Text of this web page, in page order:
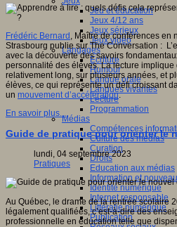
Jeu et éducation
Jeux 4/12 ans
Jeux sérieux
Jeux vidéo
Langages
Ecriture
Humour
Langue orale
Langues vivantes
Lecture
Programmation
Médias
Compétences
Culture des médias
Curation
Droits
Education aux médias
Information et
Identité numérique
Internet responsable
Littératie numérique
Publication
Frédéric Bernard , Maître de conférences en
Strasbourg publie sur The Conversation :
avec la découverte des savoirs
personnalité des élèves. La lecture
relativement long, sur plusieurs années, et
élèves, ce qui représente un défi croissant
un mouvement d’accélération.
En savoir plus...
Guide de pratique pour orienter le
lundi, 04 septembre 2023
Pratiques
Au Québec, le drame de la rentrée scolaire
légalement qualifiées, c’est-à-dire des
professionnelle en éducation telle que